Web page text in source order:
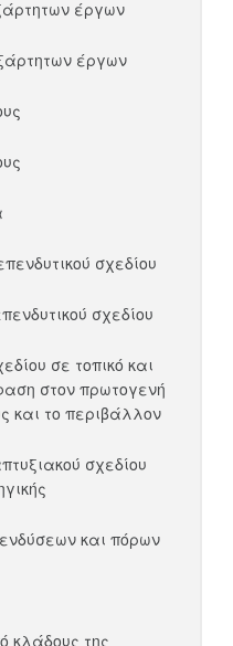
έργων
έργων
σχεδίου
σχεδίου
σε τοπικό και
στον πρωτογενή
και το περιβάλλον
σχεδίου
και πόρων
κλάδους της